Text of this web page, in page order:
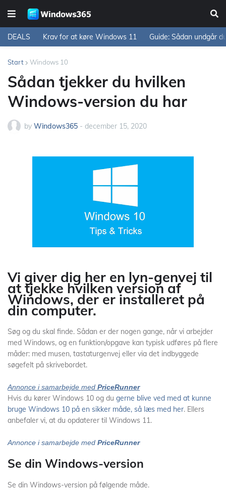
DEALS Krav for at køre Windows 11 Guide: Sådan undgår
Start Windows 10
Sådan tjekker du hvilken
Windows-version du har
by Windows365 - december 15, 2020
Vi giver dig her en lyn-genvej til
at tjekke hvilken version af
Windows, der er installeret på
din computer.
Søg og du skal finde. Sådan er der nogen gange, når vi arbejder
med Windows, og en funktion/opgave kan typisk udføres på flere
måder: med musen, tastaturgenvej eller via det indbyggede
søgefelt på skrivebordet.
Annonce i samarbejde med PriceRunner
Hvis du kører Windows 10 og du gerne blive ved med at kunne
bruge Windows 10 på en sikker måde, så læs med her. Ellers
anbefaler vi, at du opdaterer til Windows 11.
Annonce i samarbejde med PriceRunner
Se din Windows-version
Se din Windows-version på følgende måde.